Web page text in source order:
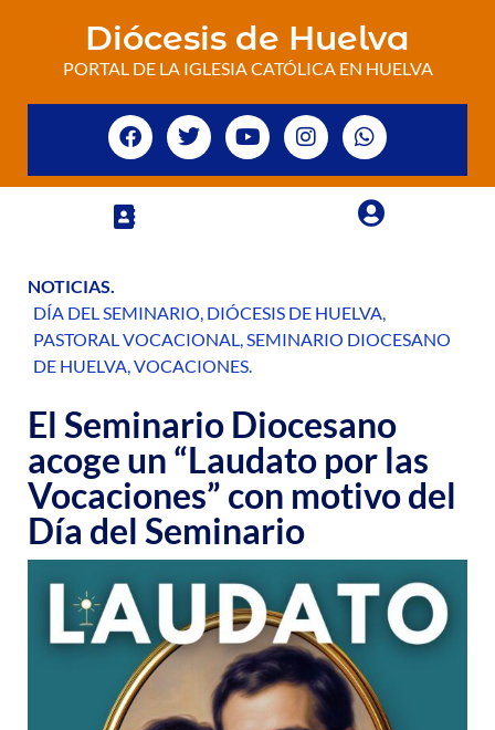
Diócesis de Huelva
PORTAL DE LA IGLESIA CATÓLICA EN HUELVA
NOTICIAS.
DÍA DEL SEMINARIO, DIÓCESIS DE HUELVA,
PASTORAL VOCACIONAL,SEMINARIO DIOCESANO
DE HUELVA,VOCACIONES.
El Seminario Diocesano
acoge un “Laudato por las
Vocaciones” con motivo del
Día del Seminario